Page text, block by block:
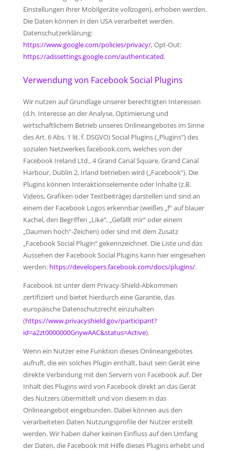
Einstellungen ihrer Mobilgeräte vollzogen), erhoben werden.
Die Daten können in den USA verarbeitet werden.
Datenschutzerklärung:
https://www.google.com/policies/privacy/, Opt-Out:
https://adssettings.google.com/authenticated.
Verwendung von Facebook Social Plugins
Wir nutzen auf Grundlage unserer berechtigten Interessen
(d.h. Interesse an der Analyse, Optimierung und
wirtschaftlichem Betrieb unseres Onlineangebotes im Sinne
des Art. 6 Abs. 1 lit. f. DSGVO) Social Plugins („Plugins“) des
sozialen Netzwerkes facebook.com, welches von der
Facebook Ireland Ltd., 4 Grand Canal Square, Grand Canal
Harbour, Dublin 2, Irland betrieben wird („Facebook“). Die
Plugins können Interaktionselemente oder Inhalte (z.B.
Videos, Grafiken oder Textbeiträge) darstellen und sind an
einem der Facebook Logos erkennbar (weißes „f“ auf blauer
Kachel, den Begriffen „Like“, „Gefällt mir“ oder einem
„Daumen hoch“-Zeichen) oder sind mit dem Zusatz
„Facebook Social Plugin“ gekennzeichnet. Die Liste und das
Aussehen der Facebook Social Plugins kann hier eingesehen
werden: https://developers.facebook.com/docs/plugins/.
Facebook ist unter dem Privacy-Shield-Abkommen
zertifiziert und bietet hierdurch eine Garantie, das
europäische Datenschutzrecht einzuhalten
(https://www.privacyshield.gov/participant?
id=a2zt0000000GnywAAC&status=Active).
Wenn ein Nutzer eine Funktion dieses Onlineangebotes
aufruft, die ein solches Plugin enthält, baut sein Gerät eine
direkte Verbindung mit den Servern von Facebook auf. Der
Inhalt des Plugins wird von Facebook direkt an das Gerät
des Nutzers übermittelt und von diesem in das
Onlineangebot eingebunden. Dabei können aus den
verarbeiteten Daten Nutzungsprofile der Nutzer erstellt
werden. Wir haben daher keinen Einfluss auf den Umfang
der Daten, die Facebook mit Hilfe dieses Plugins erhebt und